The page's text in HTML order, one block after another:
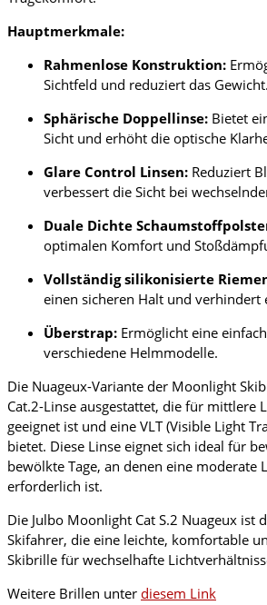
Hauptmerkmale:
Rahmenlose Konstruktion:
Sichtfeld und reduziert das Gewicht.
Sphärische Doppellinse: Bietet
Sicht und erhöht die optische
Glare Control Linsen: Reduziert
verbessert die Sicht bei
Duale Dichte
optimalen Komfort und
Vollständig silikonisierte
einen sicheren Halt und verhindert
Überstrap: Ermöglicht eine
verschiedene Helmmodelle.
Die Nuageux-Variante der Moonlight
Cat.2-Linse ausgestattet, die für mittlere
geeignet ist und eine VLT (Visible Light
bietet. Diese Linse eignet sich ideal für
bewölkte Tage, an denen eine moderate
erforderlich ist.
Die Julbo Moonlight Cat S.2 Nuageux ist
Skifahrer, die eine leichte, komfortable
Skibrille für wechselhafte
Weitere Brillen unter diesem Link